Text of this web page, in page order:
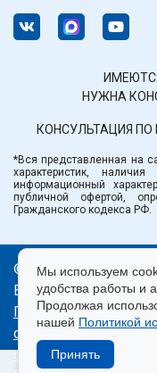
НУЖНА
КОНСУЛЬТАЦИЯ
*Вся представленная на
характеристик,
информационный
публичной офертой,
Гражданского кодекса РФ.
© ООО
Все права
Политика
сайтом
обработку
Мы используем
удобства работы и
Продолжая
нашей Политикой
Принять